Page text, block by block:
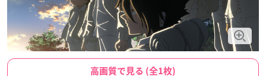
高画質で見る (全1枚)